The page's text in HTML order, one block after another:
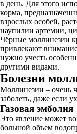
в день. Для этого
корма,
взрослых особей,
наупилии артемии,
Чёрные моллинезии
привлекают
нужно учесть
другими видами.
Болезни
Моллинезии – очень
заболеть, даже если
Газовая эмболия
Это явление может
большой объем